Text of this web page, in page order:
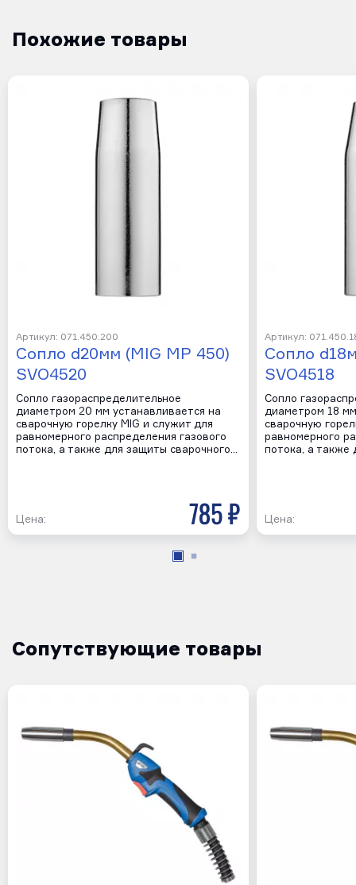
Похожие товары
Артикул: 071.450.200
Сопло d20мм (MIG MP 450)
SVO4520
Сопло газораспределительное
диаметром 20 мм устанавливается на
сварочную горелку MIG и служит для
равномерного распределения газового
потока, а также для защиты сварочного…
Цена: 785 р
Артикул:
Сопло
SVO4518
Сопло
диаметром 18
сварочную
равномерного
потока, а также
Цена:
Сопутствующие товары